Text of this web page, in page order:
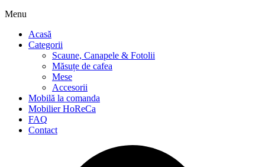
Menu
Acasă
Categorii
Scaune, Canapele & Fotolii
Măsuțe de cafea
Mese
Accesorii
Mobilă la comanda
Mobilier HoReCa
FAQ
Contact